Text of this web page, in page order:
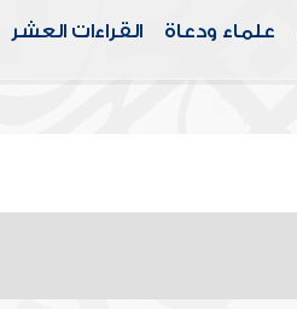
علماء ودعاة القراءات العشر